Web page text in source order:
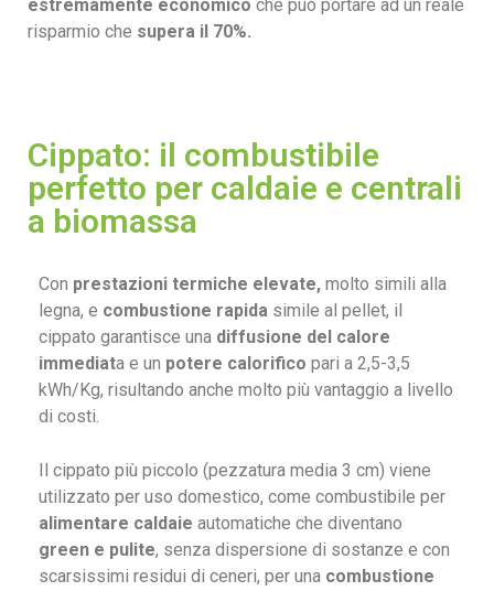
estremamente economico che può portare ad un reale
risparmio che supera il 70%.
Cippato: il combustibile
perfetto per caldaie e centrali
a biomassa
Con prestazioni termiche elevate, molto simili alla
legna, e combustione rapida simile al pellet, il
cippato garantisce una diffusione del calore
immediata e un potere calorifico pari a 2,5-3,5
kWh/Kg, risultando anche molto più vantaggio a livello
di costi.
Il cippato più piccolo (pezzatura media 3 cm) viene
utilizzato per uso domestico, come combustibile per
alimentare caldaie automatiche che diventano
green e pulite, senza dispersione di sostanze e con
scarsissimi residui di ceneri, per una combustione